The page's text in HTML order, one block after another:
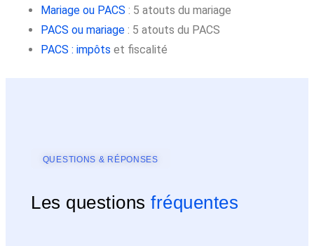
Mariage ou PACS : 5 atouts du mariage
PACS ou mariage : 5 atouts du PACS
PACS : impôts et fiscalité
QUESTIONS & RÉPONSES
Les questions fréquentes